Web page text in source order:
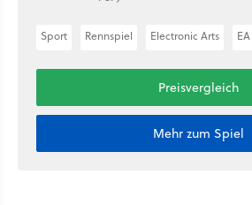
Sport Rennspiel Electronic Arts
Preisvergleich
Mehr zum Spiel